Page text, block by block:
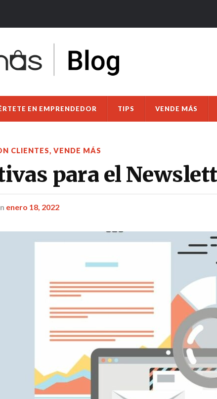
EN EMPRENDEDOR TIPS VENDE MÁS
CLIENTES, VENDE MÁS
para el
enero 18, 2022